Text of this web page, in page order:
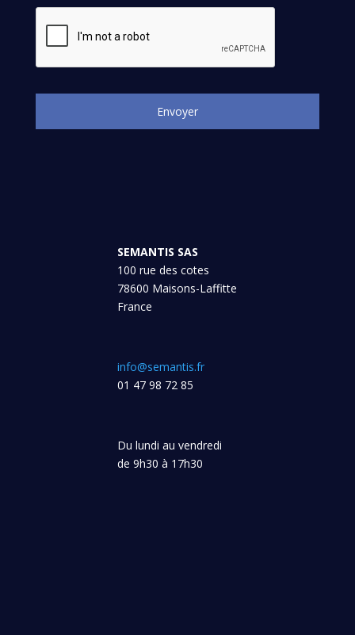
SEMANTIS SAS
100 rue des cotes
78600 Maisons-Laffitte
France
info@semantis.fr
01 47 98 72 85
Du lundi au vendredi
de 9h30 à 17h30